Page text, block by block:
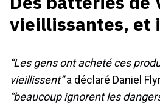
vieillissantes, et
“Les gens ont acheté ces
vieillissent”a déclaré Daniel
“beaucoup ignorent les